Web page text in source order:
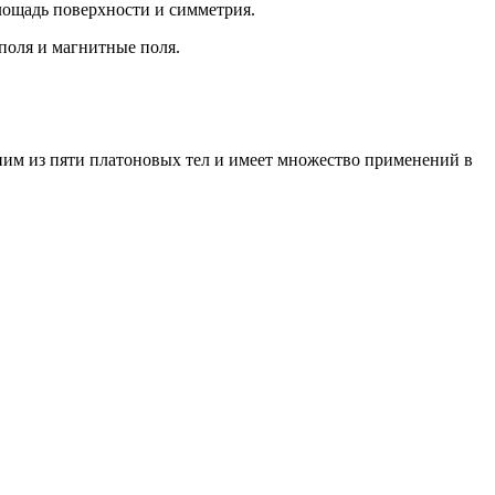
поверхности и симметрия.
и магнитные поля.
из пяти платоновых тел и имеет множество применений в